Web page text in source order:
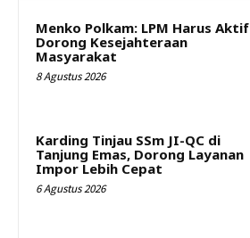
Menko Polkam: LPM Harus Aktif
Dorong Kesejahteraan
Masyarakat
8 Agustus 2026
Karding Tinjau SSm JI-QC di
Tanjung Emas, Dorong Layanan
Impor Lebih Cepat
6 Agustus 2026